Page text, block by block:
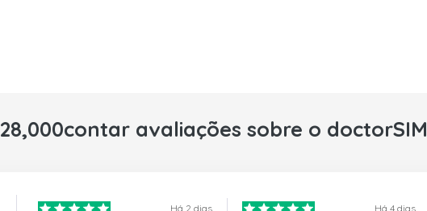
28,000contar avaliações sobre o doctorSIM
Há 2 dias Há 4 dias